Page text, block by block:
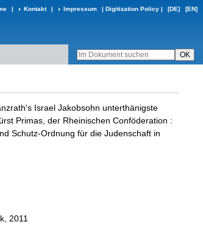
| Kontakt | Impressum | Digitization Policy | [DE] [EN]
Israel Jakobsohn unterthänigste
Primas, der Rheinischen Conföderation :
Schutz-Ordnung für die Judenschaft in
2011